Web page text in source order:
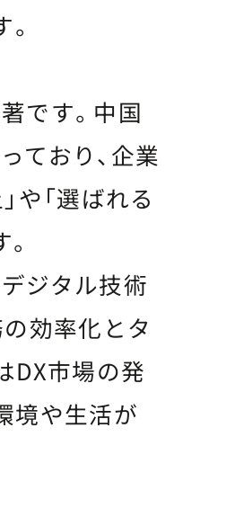
です。中国
ており、企業
や「選ばれる
ジタル技術
効率化とタ
DX市場の発
境や生活が